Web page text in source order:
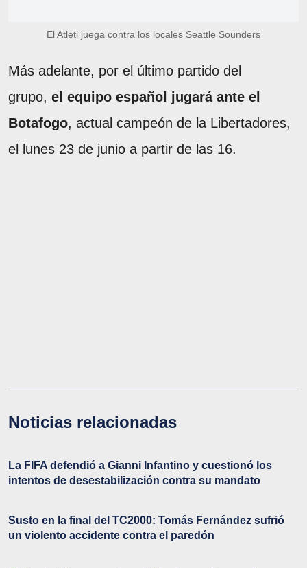
El Atleti juega contra los locales Seattle Sounders
Más adelante, por el último partido del
grupo, el equipo español jugará ante el
Botafogo, actual campeón de la Libertadores,
el lunes 23 de junio a partir de las 16.
Noticias relacionadas
La FIFA defendió a Gianni Infantino y cuestionó los
intentos de desestabilización contra su mandato
Susto en la final del TC2000: Tomás Fernández sufrió
un violento accidente contra el paredón